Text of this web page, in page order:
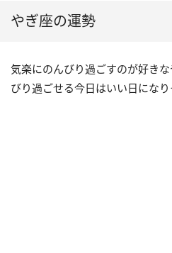
やぎ座の運勢
気楽にのんびり過ごすのが好き
びり過ごせる今日はいい日になり